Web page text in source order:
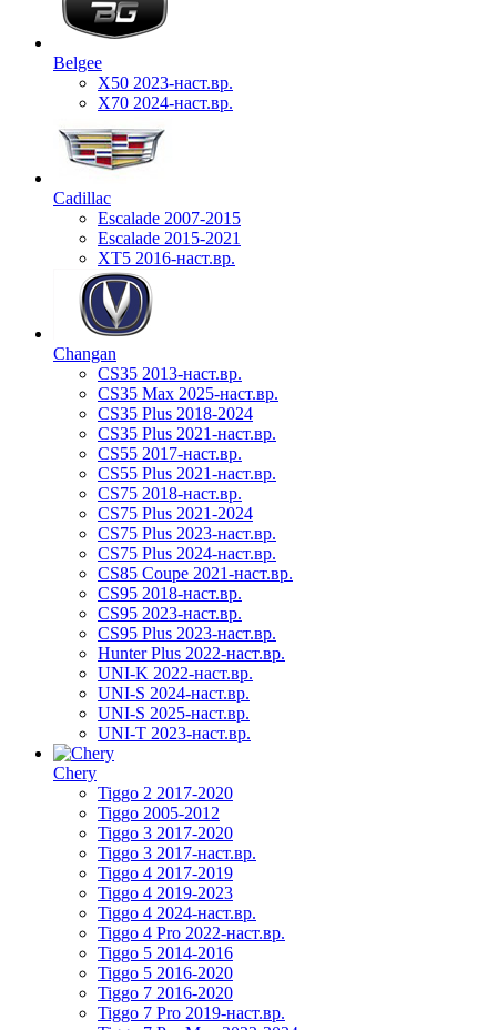
Belgee
X50 2023-наст.вр.
X70 2024-наст.вр.
Cadillac
Escalade 2007-2015
Escalade 2015-2021
XT5 2016-наст.вр.
Changan
CS35 2013-наст.вр.
CS35 Max 2025-наст.вр.
CS35 Plus 2018-2024
CS35 Plus 2021-наст.вр.
CS55 2017-наст.вр.
CS55 Plus 2021-наст.вр.
CS75 2018-наст.вр.
CS75 Plus 2021-2024
CS75 Plus 2023-наст.вр.
CS75 Plus 2024-наст.вр.
CS85 Coupe 2021-наст.вр.
CS95 2018-наст.вр.
CS95 2023-наст.вр.
CS95 Plus 2023-наст.вр.
Hunter Plus 2022-наст.вр.
UNI-K 2022-наст.вр.
UNI-S 2024-наст.вр.
UNI-S 2025-наст.вр.
UNI-T 2023-наст.вр.
Chery
Tiggo 2 2017-2020
Tiggo 2005-2012
Tiggo 3 2017-2020
Tiggo 3 2017-наст.вр.
Tiggo 4 2017-2019
Tiggo 4 2019-2023
Tiggo 4 2024-наст.вр.
Tiggo 4 Pro 2022-наст.вр.
Tiggo 5 2014-2016
Tiggo 5 2016-2020
Tiggo 7 2016-2020
Tiggo 7 Pro 2019-наст.вр.